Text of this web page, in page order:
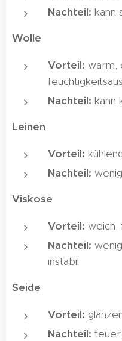
Nachteil: kann
Wolle
Vorteil: warm,
Nachteil: kann
Leinen
Vorteil:
Nachteil:
Viskose
Vorteil: weich,
Nachteil:
instabil
Seide
Vorteil:
Nachteil: